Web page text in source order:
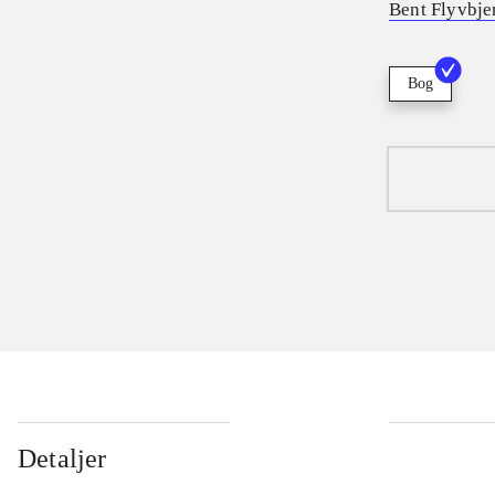
Bent
Bog
Detaljer